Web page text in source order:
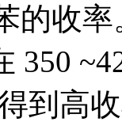
的收
350
到高